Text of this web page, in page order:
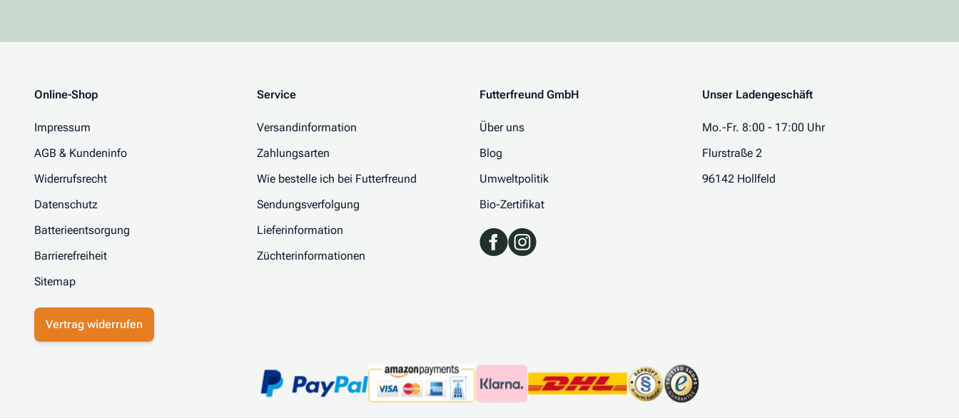
Online-Shop
Impressum
AGB & Kundeninfo
Widerrufsrecht
Datenschutz
Batterieentsorgung
Barrierefreiheit
Sitemap
Service
Versandinformation
Zahlungsarten
Wie bestelle ich bei Futterfreund
Sendungsverfolgung
Lieferinformation
Züchterinformationen
Futterfreund GmbH
Über uns
Blog
Umweltpolitik
Bio-Zertifikat
Unser Ladengeschäft
Mo.-Fr. 8:00 - 17:00 Uhr
Flurstraße 2
96142 Hollfeld
Vertrag widerrufen